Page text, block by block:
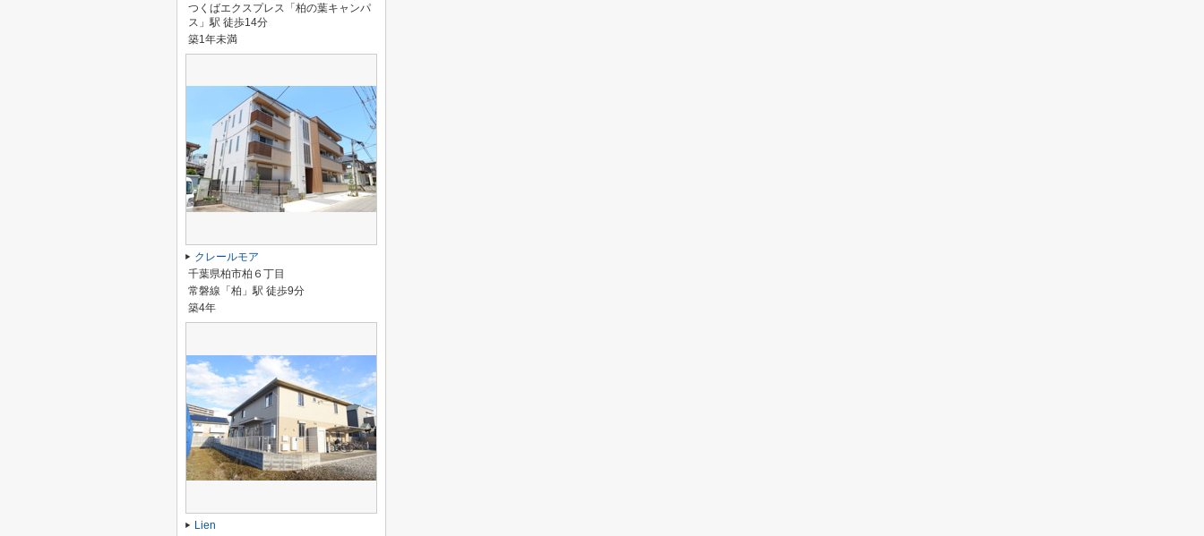
つくばエクスプレス「柏の葉キャンパ
ス」駅 徒歩14分
築1年未満
クレールモア
千葉県柏市柏６丁目
常磐線「柏」駅 徒歩9分
築4年
Lien